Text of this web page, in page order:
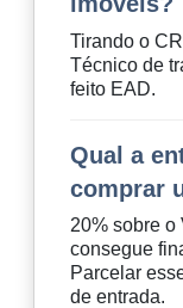
Tirando o
Técnico de
feito EAD.
Qual a
comprar
20% sobre o
consegue
Parcelar
de entrada.